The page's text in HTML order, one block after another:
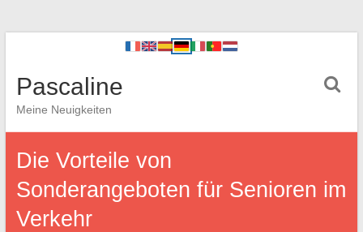
Pascaline
Meine Neuigkeiten
Die Vorteile von
Sonderangeboten für Senioren im
Verkehr